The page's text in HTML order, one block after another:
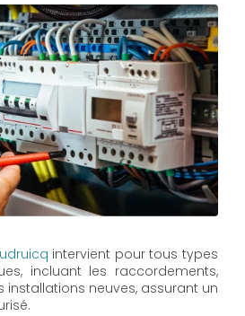
intervient pour tous types
incluant les raccordements,
installations neuves, assurant un